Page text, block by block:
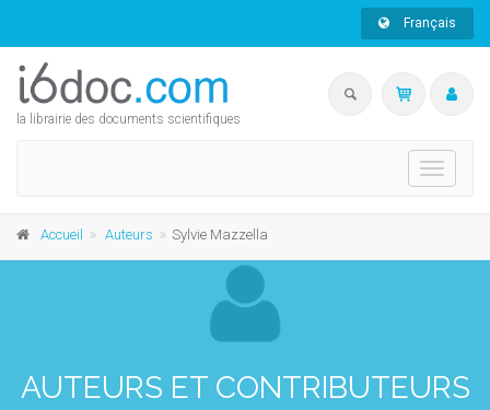
Français
la librairie des documents scientifiques
Toggle
Accueil Auteurs Sylvie Mazzella
AUTEURS ET CONTRIBUTEURS